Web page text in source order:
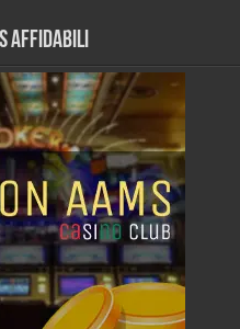
affidabili